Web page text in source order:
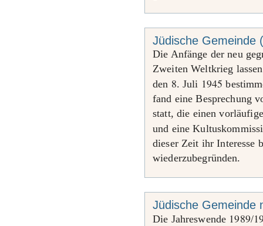
Jüdische Gemeinde
Die Anfänge der neu
Zweiten Weltkrieg
den 8. Juli 1945
fand eine Besprechung
statt, die einen
und eine
dieser Zeit ihr Interesse
wiederzubegründen.
Jüdische Gemeinde
Die Jahreswende 1989/